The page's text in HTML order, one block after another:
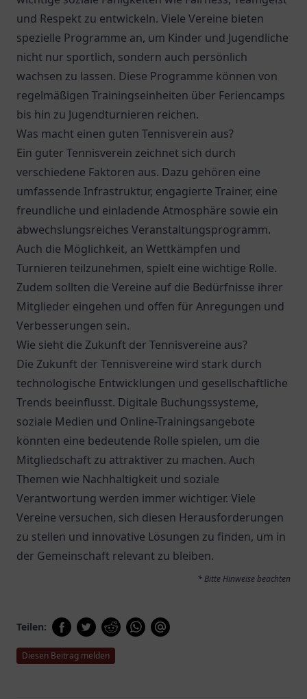
und Respekt zu entwickeln. Viele Vereine bieten
spezielle Programme an, um Kinder und Jugendliche
nicht nur sportlich, sondern auch persönlich
wachsen zu lassen. Diese Programme können von
regelmäßigen Trainingseinheiten über Feriencamps
bis hin zu Jugendturnieren reichen.
Was macht einen guten Tennisverein aus?
Ein guter Tennisverein zeichnet sich durch
verschiedene Faktoren aus. Dazu gehören eine
umfassende Infrastruktur, engagierte Trainer, eine
freundliche und einladende Atmosphäre sowie ein
abwechslungsreiches Veranstaltungsprogramm.
Auch die Möglichkeit, an Wettkämpfen und
Turnieren teilzunehmen, spielt eine wichtige Rolle.
Zudem sollten die Vereine auf die Bedürfnisse ihrer
Mitglieder eingehen und offen für Anregungen und
Verbesserungen sein.
Wie sieht die Zukunft der Tennisvereine aus?
Die Zukunft der Tennisvereine wird stark durch
technologische Entwicklungen und gesellschaftliche
Trends beeinflusst. Digitale Buchungssysteme,
soziale Medien und Online-Trainingsangebote
könnten eine bedeutende Rolle spielen, um die
Mitgliedschaft zu attraktiver zu machen. Auch
Themen wie Nachhaltigkeit und soziale
Verantwortung werden immer wichtiger. Viele
Vereine versuchen, sich diesen Herausforderungen
zu stellen und innovative Lösungen zu finden, um in
der Gemeinschaft relevant zu bleiben.
* Bitte Hinweise beachten
Teilen:
Diesen Beitrag melden